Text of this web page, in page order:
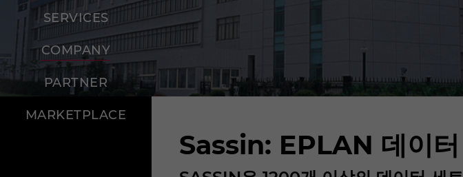
SERVICES
COMPANY
PARTNER
MARKETPLACE
Sassin: EPLAN 데이